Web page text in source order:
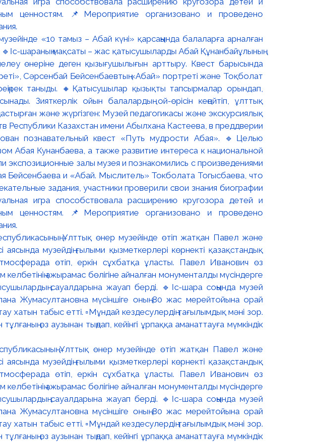
«10 тамыз – Абай күні» қарсаңында балаларға арналған
шараның мақсаты – жас қатысушыларды Абай Құнанбайұлының
өнеріне деген қызығушылығын арттыру. Квест барысында
Сәрсенбай Бейсенбаевтың «Абай» портреті және Тоқболат
таныды. 🔸Қатысушылар қызықты тапсырмалар орындап,
Зияткерлік ойын балалардың ой-өрісін кеңейтіп, ұлттық
және жүргізген: Музей педагогикасы және экскурсиялық
Республики Казахстан имени Абылхана Кастеева, в преддверии
познавательный квест «Путь мудрости Абая». 🔹Целью
Абая Кунанбаева, а также развитие интереса к национальной
экспозиционные залы музея и познакомились с произведениями
и «Абай. Мыслитель» Токболата Тогысбаева, что
задания, участники проверили свои знания биографии
игра способствовала расширению кругозора детей и
ценностям. 📌Мероприятие организовано и проведено
Ұлттық өнер музейінде өтіп жатқан Павел және
музейдің ғылыми қызметкерлері көрнекті қазақстандық
өтіп, еркін сұхбатқа ұласты. Павел Иванович өз
ажырамас бөлігіне айналған монументалды мүсіндерге
сауалдарына жауап берді. 🔹Іс-шара соңында музей
Жумасултановна мүсіншіге оның 80 жас мерейтойына орай
хатын табыс етті. ▫️Мұндай кездесулердің тағылымдық мәні зор.
өз аузынан тыңдап, кейінгі ұрпаққа аманаттауға мүмкіндік